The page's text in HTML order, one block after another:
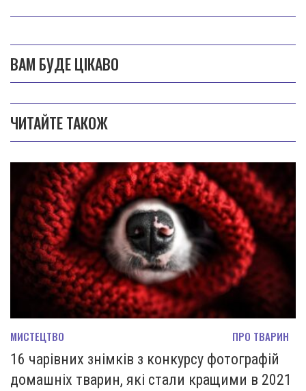
ВАМ БУДЕ ЦІКАВО
ЧИТАЙТЕ ТАКОЖ
МИСТЕЦТВО ПРО ТВАРИН
16 чарівних знімків з конкурсу фотографій
домашніх тварин, які стали кращими в 2021